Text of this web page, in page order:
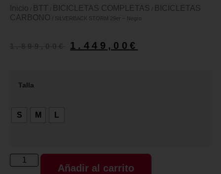
Inicio BTT BICICLETAS COMPLETAS
BICICLETAS
CARBONO / SILVERBACK STORM 29er – Negro
1.449,00€
Talla
S M L
Añadir al carrito